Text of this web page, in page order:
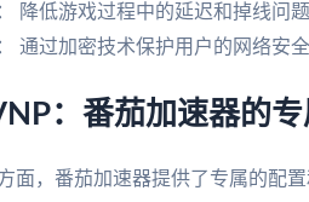
降低游戏过程中的延迟和掉线问
通过加密技术保护用户的网络安全
：番茄加速器的
面，番茄加速器提供了专属的配